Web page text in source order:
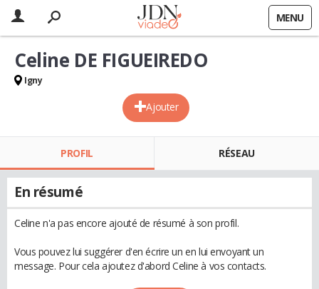
MENU
Ajouter
Celine DE FIGUEIREDO
Igny
PROFIL RÉSEAU
En résumé
Celine n'a pas encore ajouté de résumé à son profil.
Vous pouvez lui suggérer d'en écrire un en lui envoyant un
message. Pour cela ajoutez d'abord Celine à vos contacts.